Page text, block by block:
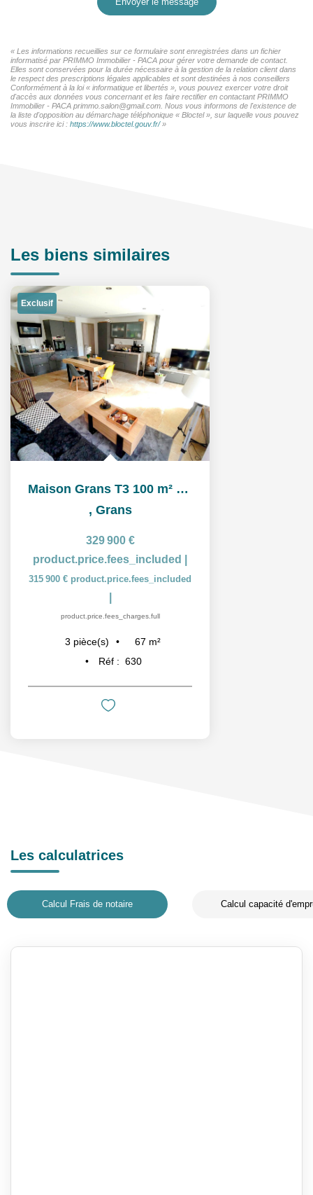
« Les informations recueillies sur ce formulaire sont enregistrées dans un fichier
informatisé par PRIMMO Immobilier - PACA pour gérer votre demande de contact.
Elles sont conservées pour la durée nécessaire à la gestion de la relation client dans
le respect des prescriptions légales applicables et sont destinées à nos conseillers
Conformément à la loi « informatique et libertés », vous pouvez exercer votre droit
d'accès aux données vous concernant et les faire rectifier en contactant PRIMMO
Immobilier - PACA primmo.salon@gmail.com. Nous vous informons de l'existence de
la liste d'opposition au démarchage téléphonique « Bloctel », sur laquelle vous pouvez
vous inscrire ici : https://www.bloctel.gouv.fr/»
Les biens similaires
Exclusif
Maison Grans T3 100 m² Extérieur et garage
, Grans
329 900 €
product.price.fees_included
315 900 € product.price.fees_included
product.price.fees_charges.full
3 pièce(s) 67 m²
Réf : 630
Les calculatrices
Calcul Frais de notaire Calcul capacité